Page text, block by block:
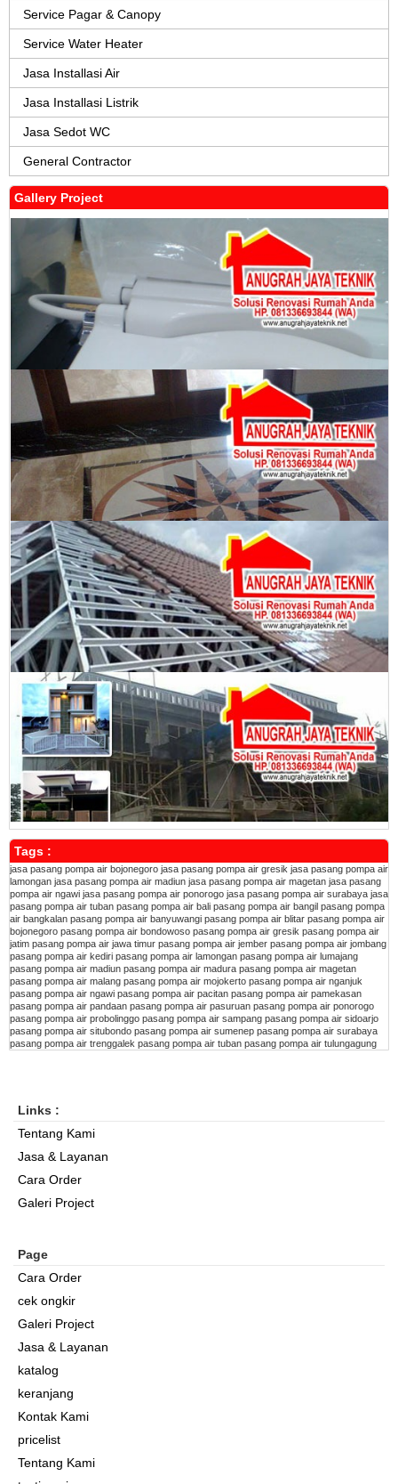
Service Pagar & Canopy
Service Water Heater
Jasa Installasi Air
Jasa Installasi Listrik
Jasa Sedot WC
General Contractor
Gallery Project
Tags :
jasa pasang pompa air bojonegoro jasa pasang pompa air gresik jasa pasang pompa air
lamongan jasa pasang pompa air madiun jasa pasang pompa air magetan jasa pasang
pompa air ngawi jasa pasang pompa air ponorogo jasa pasang pompa air surabaya jasa
pasang pompa air tuban pasang pompa air bali pasang pompa air bangil pasang pompa
air bangkalan pasang pompa air banyuwangi pasang pompa air blitar pasang pompa air
bojonegoro pasang pompa air bondowoso pasang pompa air gresik pasang pompa air
jatim pasang pompa air jawa timur pasang pompa air jember pasang pompa air jombang
pasang pompa air kediri pasang pompa air lamongan pasang pompa air lumajang
pasang pompa air madiun pasang pompa air madura pasang pompa air magetan
pasang pompa air malang pasang pompa air mojokerto pasang pompa air nganjuk
pasang pompa air ngawi pasang pompa air pacitan pasang pompa air pamekasan
pasang pompa air pandaan pasang pompa air pasuruan pasang pompa air ponorogo
pasang pompa air probolinggo pasang pompa air sampang pasang pompa air sidoarjo
pasang pompa air situbondo pasang pompa air sumenep pasang pompa air surabaya
pasang pompa air trenggalek pasang pompa air tuban pasang pompa air tulungagung
Links :
Tentang Kami
Jasa & Layanan
Cara Order
Galeri Project
Page
Cara Order
cek ongkir
Galeri Project
Jasa & Layanan
katalog
keranjang
Kontak Kami
pricelist
Tentang Kami